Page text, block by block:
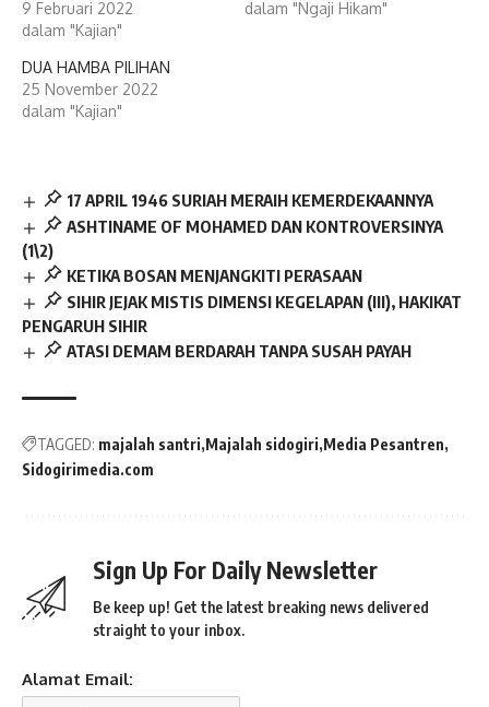
9 Februari 2022
dalam "Kajian"
dalam "Ngaji Hikam"
DUA HAMBA PILIHAN
25 November 2022
dalam "Kajian"
17 APRIL 1946 SURIAH MERAIH KEMERDEKAANNYA
ASHTINAME OF MOHAMED DAN KONTROVERSINYA
(1\2)
KETIKA BOSAN MENJANGKITI PERASAAN
SIHIR JEJAK MISTIS DIMENSI KEGELAPAN (III), HAKIKAT
PENGARUH SIHIR
ATASI DEMAM BERDARAH TANPA SUSAH PAYAH
TAGGED: majalah santri Majalah sidogiri Media Pesantren
Sidogirimedia.com
Sign Up For Daily Newsletter
Be keep up! Get the latest breaking news delivered
straight to your inbox.
Alamat Email: